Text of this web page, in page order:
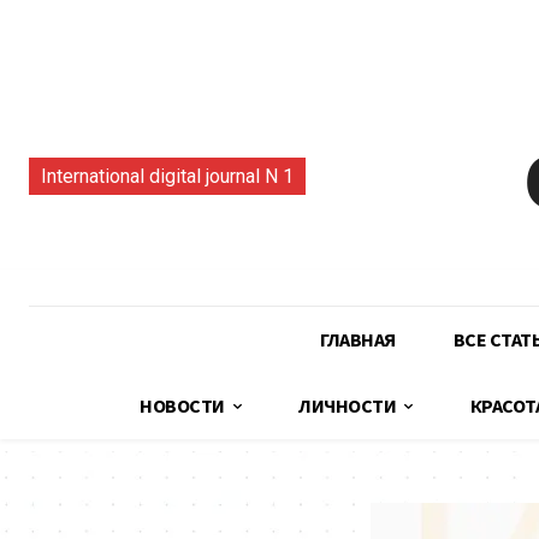
International digital journal N 1
ГЛАВНАЯ ВСЕ
НОВОСТИ ЛИЧНОСТИ